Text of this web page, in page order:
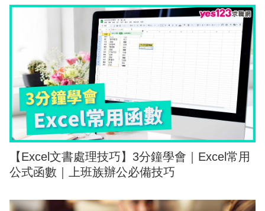
【Excel文書處理技巧】3分鐘學會｜Excel常用
公式函數｜上班族辦公必備技巧